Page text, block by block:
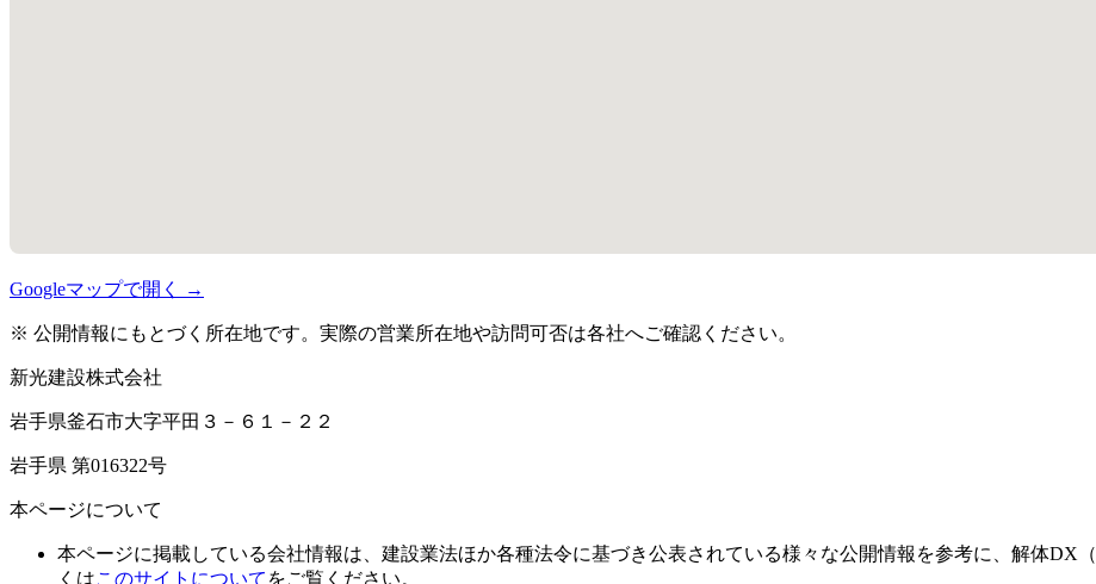
Googleマップで開く →
※ 公開情報にもとづく所在地です。実際の営業所在地や訪問可否は各社へご確認ください。
新光建設株式会社
岩手県釜石市大字平田３－６１－２２
岩手県 第016322号
本ページについて
本ページに掲載している会社情報は、建設業法ほか各種法令に基づき公表されている様々な公開情報を参考に、解体DX（
くはこのサイトについて をご覧ください。